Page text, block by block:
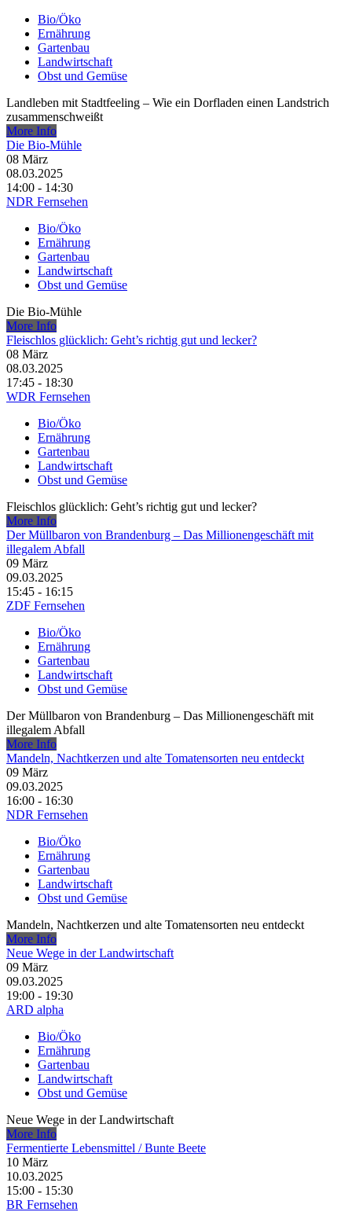
Bio/Öko
Ernährung
Gartenbau
Landwirtschaft
Obst und Gemüse
Landleben mit Stadtfeeling – Wie ein Dorfladen einen Landstrich
zusammenschweißt
More Info
Die Bio-Mühle
08 März
08.03.2025
14:00 - 14:30
NDR Fernsehen
Bio/Öko
Ernährung
Gartenbau
Landwirtschaft
Obst und Gemüse
Die Bio-Mühle
More Info
Fleischlos glücklich: Geht’s richtig gut und lecker?
08 März
08.03.2025
17:45 - 18:30
WDR Fernsehen
Bio/Öko
Ernährung
Gartenbau
Landwirtschaft
Obst und Gemüse
Fleischlos glücklich: Geht’s richtig gut und lecker?
More Info
Der Müllbaron von Brandenburg – Das Millionengeschäft mit
illegalem Abfall
09 März
09.03.2025
15:45 - 16:15
ZDF Fernsehen
Bio/Öko
Ernährung
Gartenbau
Landwirtschaft
Obst und Gemüse
Der Müllbaron von Brandenburg – Das Millionengeschäft mit
illegalem Abfall
More Info
Mandeln, Nachtkerzen und alte Tomatensorten neu entdeckt
09 März
09.03.2025
16:00 - 16:30
NDR Fernsehen
Bio/Öko
Ernährung
Gartenbau
Landwirtschaft
Obst und Gemüse
Mandeln, Nachtkerzen und alte Tomatensorten neu entdeckt
More Info
Neue Wege in der Landwirtschaft
09 März
09.03.2025
19:00 - 19:30
ARD alpha
Bio/Öko
Ernährung
Gartenbau
Landwirtschaft
Obst und Gemüse
Neue Wege in der Landwirtschaft
More Info
Fermentierte Lebensmittel /​ Bunte Beete
10 März
10.03.2025
15:00 - 15:30
BR Fernsehen